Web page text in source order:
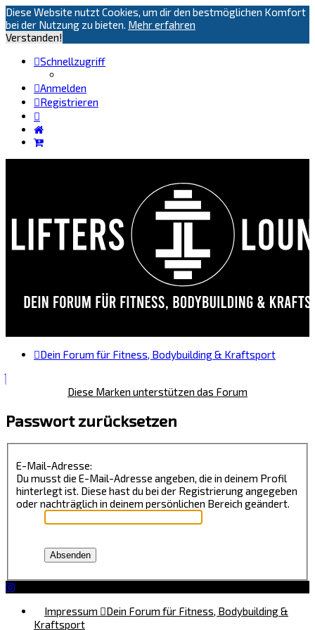
Diese Website nutzt Cookies, um dir den bestmöglichen Komfort
bei der Nutzung zu bieten. Mehr erfahren
Verstanden!
Schnellzugriff
Anmelden
Registrieren
Dein Forum für Fitness, Bodybuilding & Kraftsport
Diese Marken unterstützen das Forum
Passwort zurücksetzen
E-Mail-Adresse:
Du musst die E-Mail-Adresse angeben, die in deinem Profil
hinterlegt ist. Diese hast du bei der Registrierung angegeben
oder nachträglich in deinem persönlichen Bereich geändert.
Impressum
Dein Forum für Fitness, Bodybuilding &
Kraftsport